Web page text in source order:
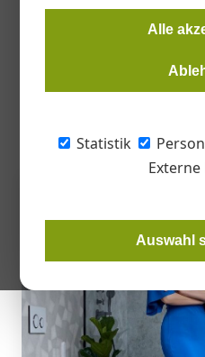
Alle
Statistik
Auswahl
Der Sanitärhersteller Geberit